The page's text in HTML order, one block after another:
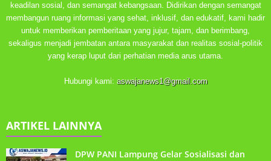
keadilan sosial, dan semangat kebangsaan. Didirikan dengan semangat
membangun ruang informasi yang sehat, inklusif, dan edukatif, kami hadir
untuk memberikan pemberitaan yang jujur, tajam, dan berimbang,
sekaligus menjadi jembatan antara masyarakat dan realitas sosial-politik
yang kerap luput dari perhatian media arus utama.
Hubungi kami: aswajanews1@gmail.com
ARTIKEL LAINNYA
DPW PANI Lampung Gelar Sosialisasi dan